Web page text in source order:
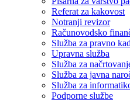
Referat za kakovost
Notranji revizor
Računovodsko
Služba za pravno
Upravna služba
Služba za
Služba za javna
Služba za
Podporne službe